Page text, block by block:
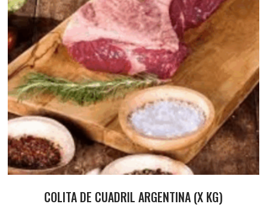
COLITA DE CUADRIL ARGENTINA (X KG)